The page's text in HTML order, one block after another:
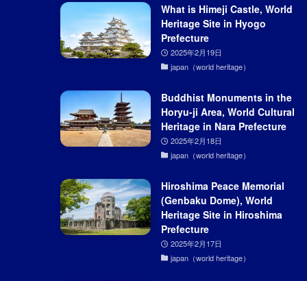
What is Himeji Castle, World
Heritage Site in Hyogo
Prefecture
2025年2月19日
japan（world heritage）
Buddhist Monuments in the
Horyu-ji Area, World Cultural
Heritage in Nara Prefecture
2025年2月18日
japan（world heritage）
Hiroshima Peace Memorial
(Genbaku Dome), World
Heritage Site in Hiroshima
Prefecture
2025年2月17日
japan（world heritage）